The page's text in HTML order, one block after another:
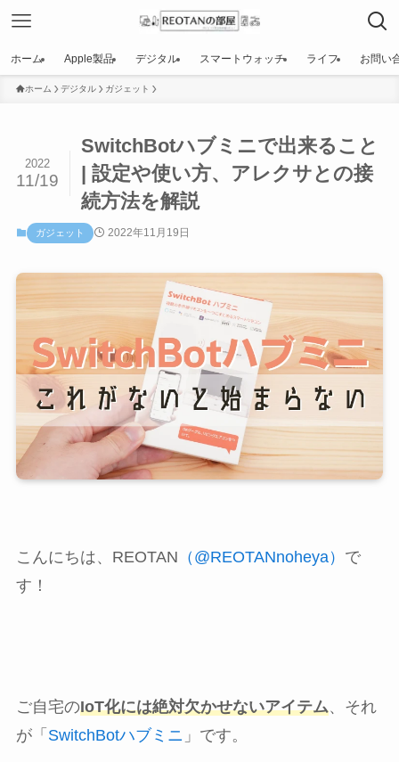
ホーム Apple製品 デジタル スマートウォッチ ライフ お問い
ホーム デジタル ガジェット
SwitchBotハブミニで出来ること
| 設定や使い方、アレクサとの接
続方法を解説
2022
11/19
ガジェット 2022年11月19日
こんにちは、REOTAN （@REOTANnoheya） で
す！
ご自宅のIoT化には絶対欠かせないアイテム、それ
が「 SwitchBotハブミニ 」です。